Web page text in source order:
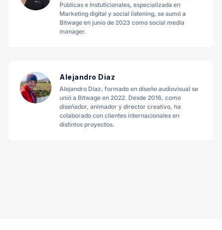
Públicas e Instuticionales, especializada en
Marketing digital y social listening, se sumó a
Bitwage en junio de 2023 como social media
manager.
Alejandro Diaz
Alejandro Díaz, formado en diseño audiovisual se
unió a Bitwage en 2022. Desde 2016, como
diseñador, animador y director creativo, ha
colaborado con clientes internacionales en
distintos proyectos.